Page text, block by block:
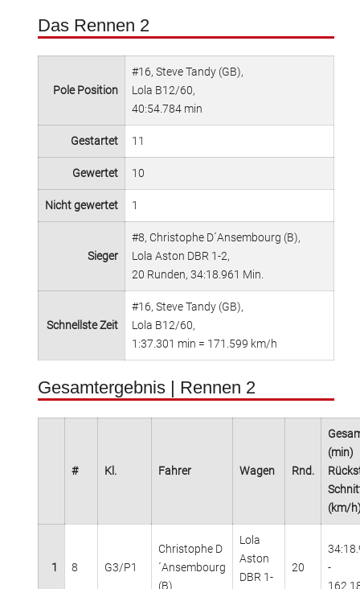
Das Rennen 2
Pole Position
#16, Steve Tandy (GB),
Lola B12/60,
40:54.784 min
Gestartet 11
Gewertet 10
Nicht gewertet 1
Sieger
#8, Christophe D´Ansembourg (B),
Lola Aston DBR 1-2,
20 Runden, 34:18.961 Min.
Schnellste Zeit
#16, Steve Tandy (GB),
Lola B12/60,
1:37.301 min = 171.599 km/h
Gesamtergebnis | Rennen 2
# Kl. Fahrer Wagen Rnd.
(min)
(km/
1 8 G3/P1
Christophe D
´Ansembourg
(B)
Lola
Aston
DBR 1-
20
-